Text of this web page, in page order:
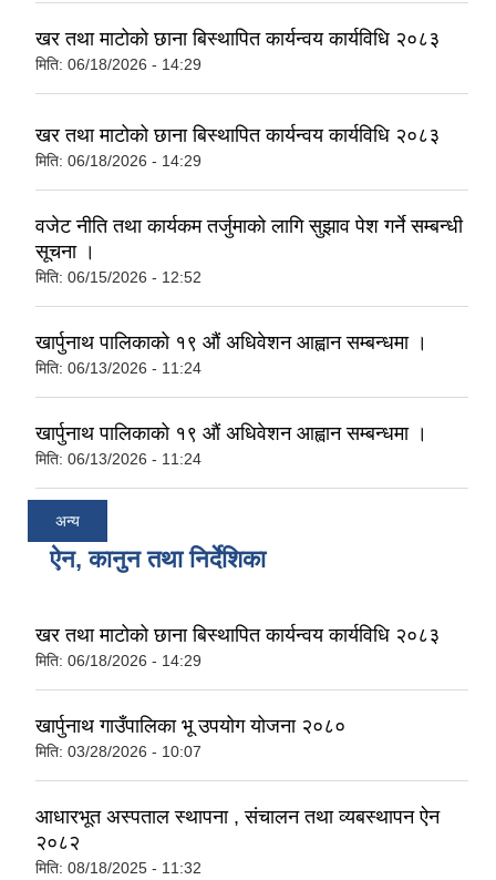
खर तथा माटोको छाना बिस्थापित कार्यन्वय कार्यविधि २०८३
मिति: 06/18/2026 - 14:29
खर तथा माटोको छाना बिस्थापित कार्यन्वय कार्यविधि २०८३
मिति: 06/18/2026 - 14:29
वजेट नीति तथा कार्यकम तर्जुमाको लागि सुझाव पेश गर्ने सम्बन्धी
सूचना ।
मिति: 06/15/2026 - 12:52
खार्पुनाथ पालिकाको १९ औं अधिवेशन आह्वान सम्बन्धमा ।
मिति: 06/13/2026 - 11:24
खार्पुनाथ पालिकाको १९ औं अधिवेशन आह्वान सम्बन्धमा ।
मिति: 06/13/2026 - 11:24
अन्य
ऐन, कानुन तथा निर्देशिका
खर तथा माटोको छाना बिस्थापित कार्यन्वय कार्यविधि २०८३
मिति: 06/18/2026 - 14:29
खार्पुनाथ गाउँपालिका भू उपयोग योजना २०८०
मिति: 03/28/2026 - 10:07
आधारभूत अस्पताल स्थापना , संचालन तथा व्यबस्थापन ऐन
२०८२
मिति: 08/18/2025 - 11:32